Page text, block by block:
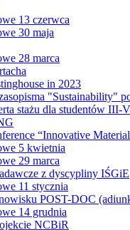
13 czerwca
30 maja
28 marca
in 2023
"Sustainability"
stażu dla studentów III-
“Innovative
5 kwietnia
29 marca
z dyscypliny IŚGiE
11 stycznia
POST-DOC
14 grudnia
NCBiR